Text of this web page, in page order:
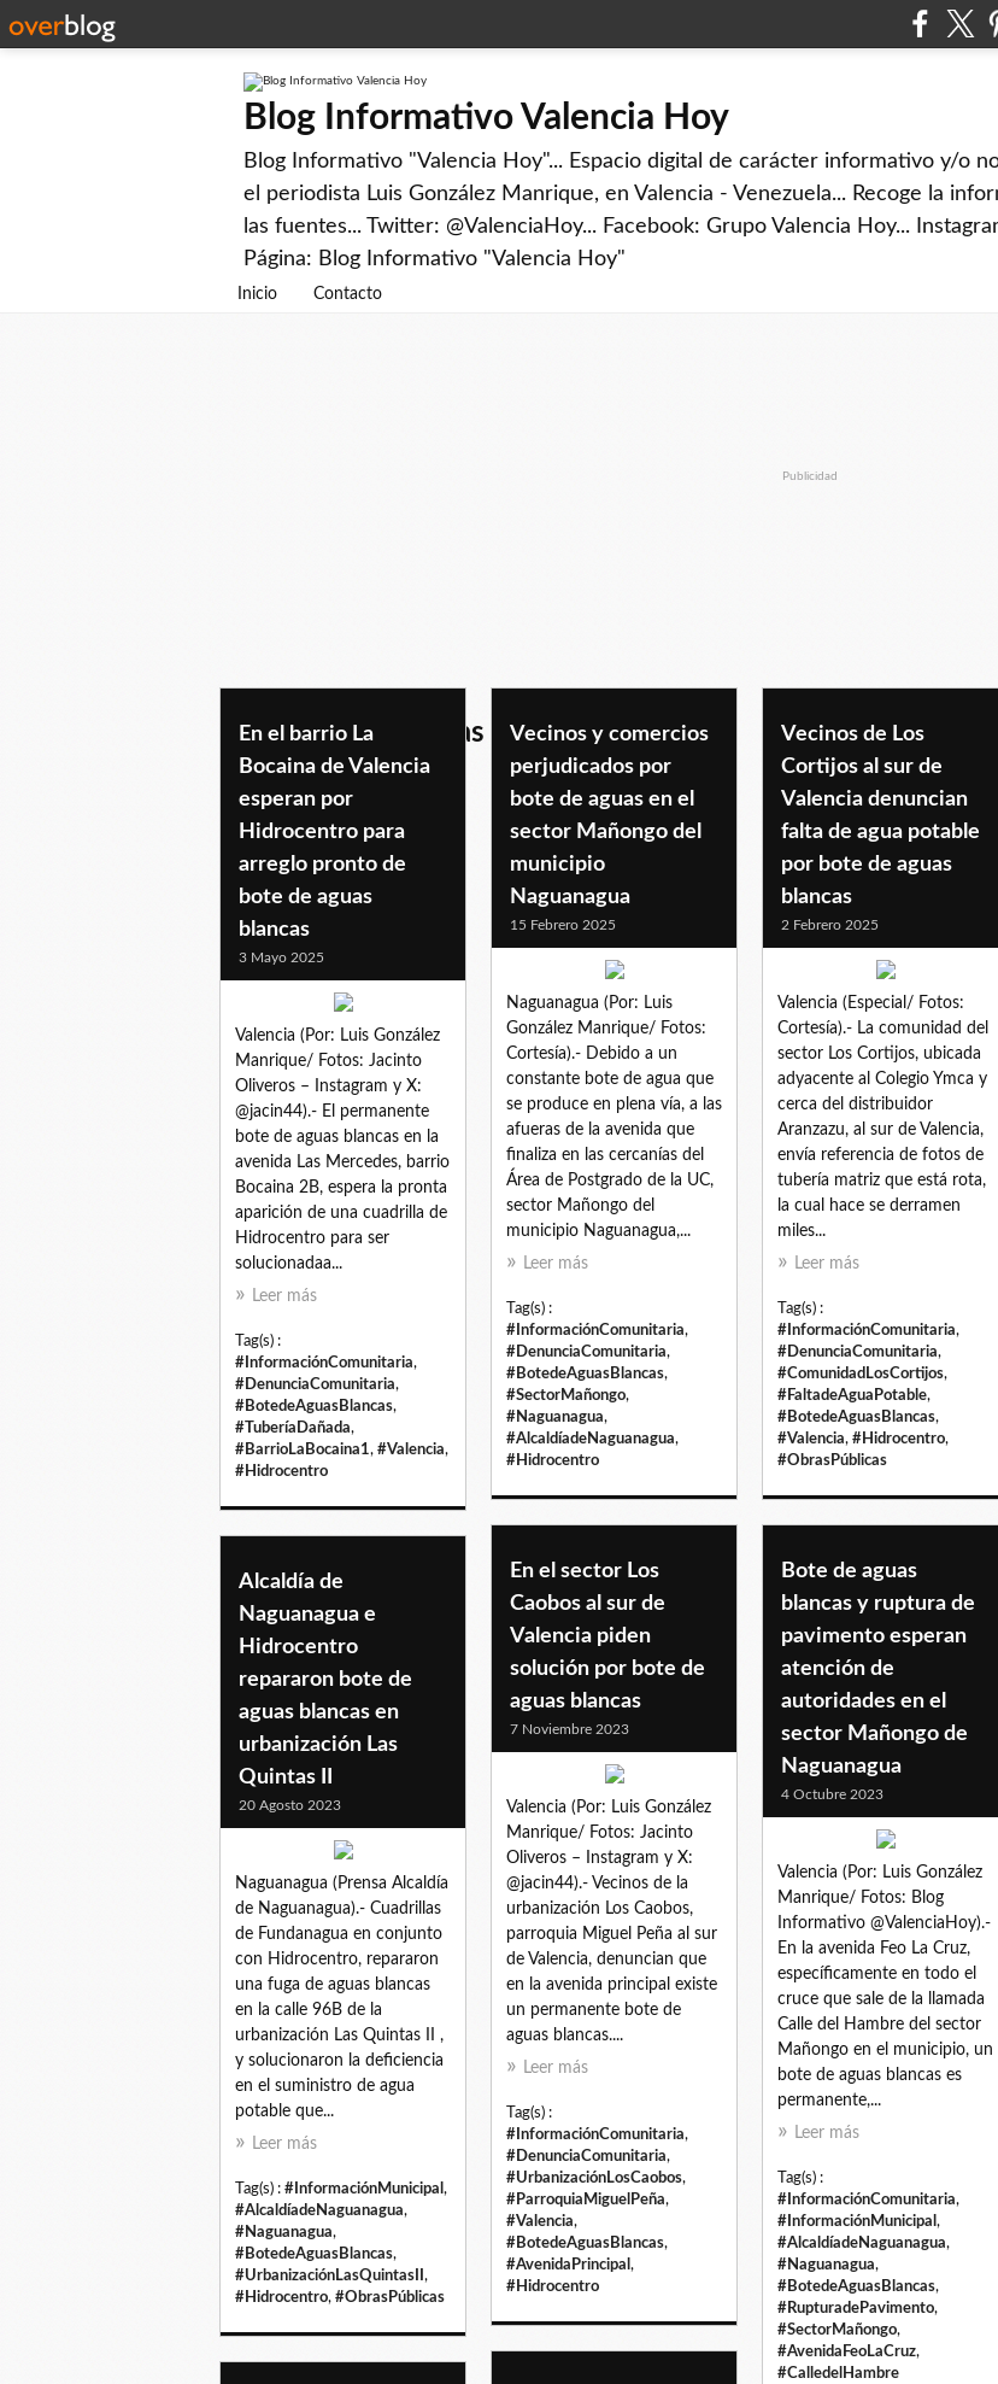
Blog Informativo Valencia Hoy
Blog Informativo "Valencia Hoy"... Espacio digital de carácter informativo y/o
el periodista Luis González Manrique, en Valencia - Venezuela... Recoge la
las fuentes... Twitter: @ValenciaHoy... Facebook: Grupo Valencia Hoy...
Página: Blog Informativo "Valencia Hoy"
Inicio Contacto
Publicidad
botedeaguasblancas
En el barrio La
Bocaina de Valencia
esperan por
Hidrocentro para
arreglo pronto de
bote de aguas
blancas
3 Mayo 2025
Valencia (Por: Luis González
Manrique/ Fotos: Jacinto
Oliveros – Instagram y X:
@jacin44).- El permanente
bote de aguas blancas en la
avenida Las Mercedes, barrio
Bocaina 2B, espera la pronta
aparición de una cuadrilla de
Hidrocentro para ser
solucionadaa...
Leer más
Tag(s) :
#InformaciónComunitaria,
#DenunciaComunitaria,
#BotedeAguasBlancas,
#TuberíaDañada,
#BarrioLaBocaina1, #Valencia,
#Hidrocentro
Vecinos y comercios
perjudicados por
bote de aguas en el
sector Mañongo del
municipio
Naguanagua
15 Febrero 2025
Naguanagua (Por: Luis
González Manrique/ Fotos:
Cortesía).- Debido a un
constante bote de agua que
se produce en plena vía, a las
afueras de la avenida que
finaliza en las cercanías del
Área de Postgrado de la UC,
sector Mañongo del
municipio Naguanagua,...
Leer más
Tag(s) :
#InformaciónComunitaria,
#DenunciaComunitaria,
#BotedeAguasBlancas,
#SectorMañongo,
#Naguanagua,
#AlcaldíadeNaguanagua,
#Hidrocentro
Vecinos de Los
Cortijos al sur de
Valencia denuncian
falta de agua potable
por bote de aguas
blancas
2 Febrero 2025
Valencia (Especial/ Fotos:
Cortesía).- La comunidad del
sector Los Cortijos, ubicada
adyacente al Colegio Ymca y
cerca del distribuidor
Aranzazu, al sur de Valencia,
envía referencia de fotos de
tubería matriz que está rota,
la cual hace se derramen
miles...
Leer más
Tag(s) :
#InformaciónComunitaria,
#DenunciaComunitaria,
#ComunidadLosCortijos,
#FaltadeAguaPotable,
#BotedeAguasBlancas,
#Valencia, #Hidrocentro,
#ObrasPúblicas
En el sector Los
Caobos al sur de
Valencia piden
solución por bote de
aguas blancas
7 Noviembre 2023
Valencia (Por: Luis González
Manrique/ Fotos: Jacinto
Oliveros – Instagram y X:
@jacin44).- Vecinos de la
urbanización Los Caobos,
parroquia Miguel Peña al sur
de Valencia, denuncian que
en la avenida principal existe
un permanente bote de
aguas blancas....
Leer más
Tag(s) :
#InformaciónComunitaria,
#DenunciaComunitaria,
#UrbanizaciónLosCaobos,
#ParroquiaMiguelPeña,
#Valencia,
#BotedeAguasBlancas,
#AvenidaPrincipal ,
#Hidrocentro
Bote de aguas
blancas y ruptura de
pavimento esperan
atención de
autoridades en el
sector Mañongo de
Naguanagua
4 Octubre 2023
Valencia (Por: Luis González
Manrique/ Fotos: Blog
Informativo @ValenciaHoy).-
En la avenida Feo La Cruz,
específicamente en todo el
cruce que sale de la llamada
Calle del Hambre del sector
Mañongo en el municipio, un
bote de aguas blancas es
permanente,...
Leer más
Tag(s) :
#InformaciónComunitaria,
#InformaciónMunicipal ,
#AlcaldíadeNaguanagua,
#Naguanagua,
#BotedeAguasBlancas,
#RupturadePavimento,
#SectorMañongo,
#AvenidaFeoLaCruz,
#CalledelHambre
Alcaldía de
Naguanagua e
Hidrocentro
repararon bote de
aguas blancas en
urbanización Las
Quintas II
20 Agosto 2023
Naguanagua (Prensa Alcaldía
de Naguanagua).- Cuadrillas
de Fundanagua en conjunto
con Hidrocentro, repararon
una fuga de aguas blancas
en la calle 96B de la
urbanización Las Quintas II ,
y solucionaron la deficiencia
en el suministro de agua
potable que...
Leer más
Tag(s) : #InformaciónMunicipal ,
#AlcaldíadeNaguanagua,
#Naguanagua,
#BotedeAguasBlancas,
#UrbanizaciónLasQuintasII ,
#Hidrocentro, #ObrasPúblicas